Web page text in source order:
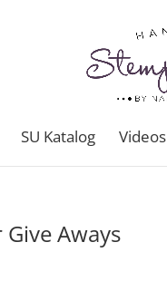
SU Katalog Videos
Aways